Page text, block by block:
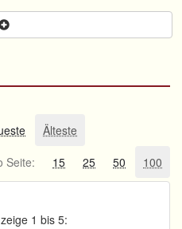
Älteste
Seite:
15 25 50 100
1 bis 5: